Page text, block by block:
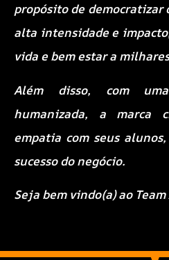
propósito de democratizar
alta intensidade e
vida e bem estar a
Além disso, com
humanizada, a marca
empatia com seus
sucesso do negócio.
Seja bem vindo(a) ao